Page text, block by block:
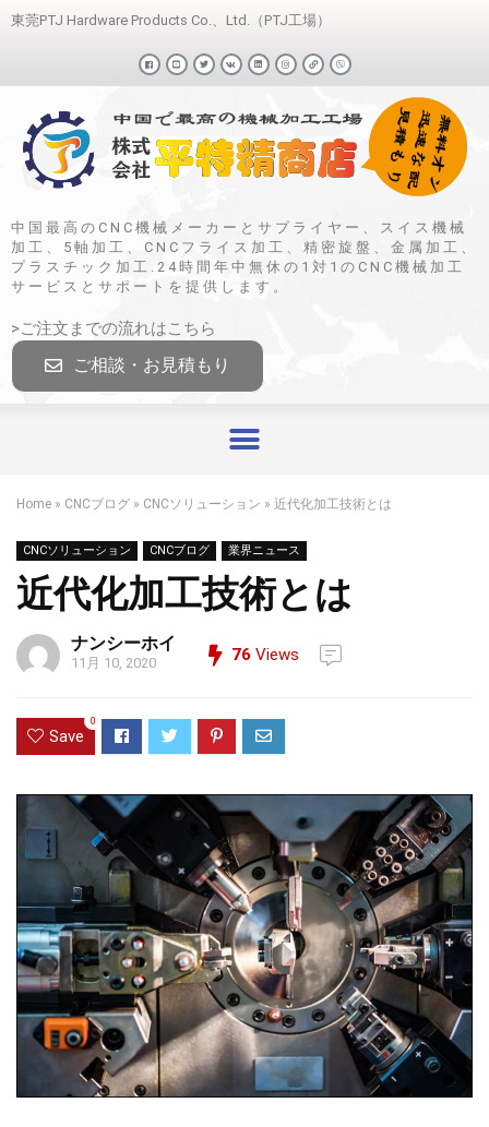
東莞PTJ Hardware Products Co.、Ltd.（PTJ工場）
中国最高のCNC機械メーカーとサプライヤー、スイス機械
加工、5軸加工、CNCフライス加工、精密旋盤、金属加工、
プラスチック加工.24時間年中無休の1対1のCNC機械加工
サービスとサポートを提供します。
>ご注文までの流れはこちら
ご相談・お見積もり
Home » CNCブログ » CNCソリューション » 近代化加工技術とは
CNCソリューション CNCブログ 業界ニュース
近代化加工技術とは
ナンシーホイ
11月 10, 2020 76 Views
Save
0